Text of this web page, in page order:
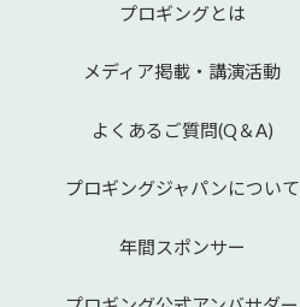
プロギングとは
メディア掲載・講演活動
よくあるご質問(Q＆A)
プロギングジャパンについて
年間スポンサー